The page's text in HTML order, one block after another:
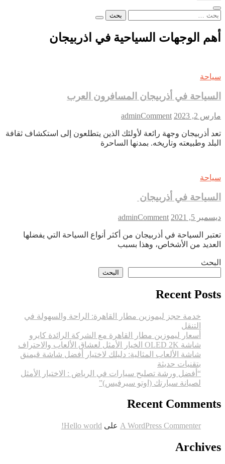
البحث
أهم الوجهات السياحية في اذربيجان
سياحة
السياحة في أذربيجان المسافرون العرب
مارس 2, 2023 adminComment
on
في
أذربيجان
تعد أذربيجان وجهة رائعة لأولئك الذين يتطلعون إلى استكشاف ثقافة
البلد وطبيعته وتاريخه. بمدنها الساحرة
سياحة
السياحة في أذربيجان
ديسمبر 5, 2021 adminComment
on
في
أذربيجان
تعتبر السياحة في أذربيجان من أكثر أنواع السياحة التي يفضلها
العديد من الأشخاص، وهذا بسبب
البحث
البحث
Recent Posts
خدمة حجز ليموزين مطار القاهرة: الراحة والسهولة في
التنقل
أسعار ليموزين مطار القاهرة مع الشركة الرائدة كايرو
شاشة OLED 2K الخيار الأمثل لعشاق الألعاب والاحتراف
شاشة الألعاب المثالية: دليلك لاختيار أفضل شاشة قيمنق
بتقنيات حديثة
“أفضل ورشة تصليح سيارات في الرياض : الاختيار الأمثل
لصيانة سيارتك (اوتو سيرفيس)”
Recent Comments
A WordPress Commenter على Hello world!
Archives